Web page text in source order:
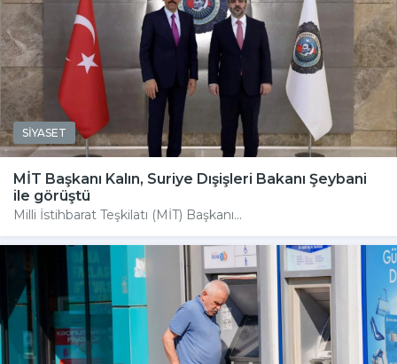
SİYASET
MİT Başkanı Kalın, Suriye Dışişleri Bakanı Şeybani
ile görüştü
Milli İstihbarat Teşkilatı (MİT) Başkanı...